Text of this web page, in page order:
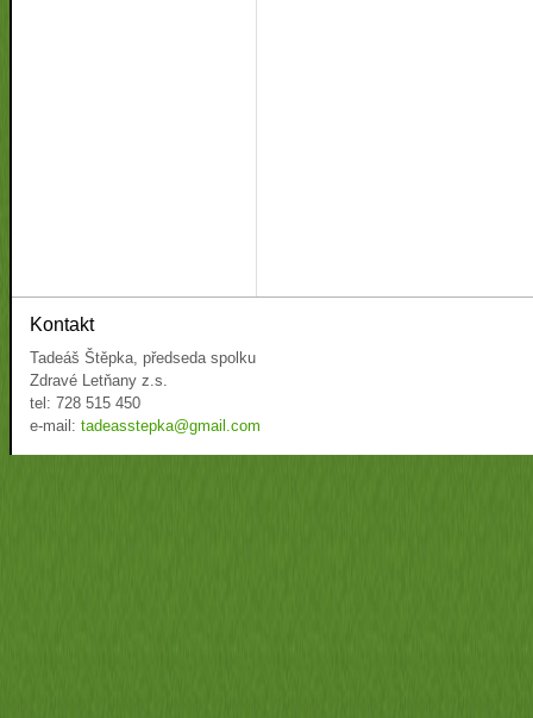
Kontakt
Tadeáš Štěpka, předseda spolku
Zdravé Letňany z.s.
tel: 728 515 450
e-mail: tadeasstepka@gmail.com